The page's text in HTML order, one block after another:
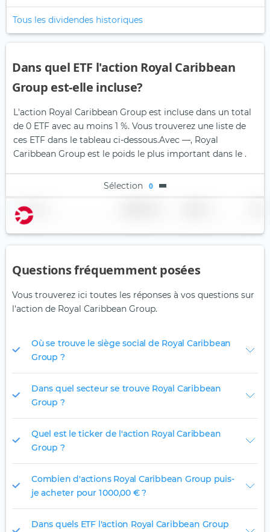
Tous les dividendes historiques
Dans quel ETF l'action Royal Caribbean
Group est-elle incluse?
L'action Royal Caribbean Group est incluse dans un total
de 0 ETF avec au moins 1 %. Vous trouverez une liste de
ces ETF dans le tableau ci-dessous.Avec —, Royal
Caribbean Group est le poids le plus important dans le .
Sélection 0
Nom
Questions fréquemment posées
Vous trouverez ici toutes les réponses à vos questions sur
l'action de Royal Caribbean Group.
Où se trouve le siège social de Royal Caribbean
Group ?
Dans quel secteur se trouve Royal Caribbean
Group ?
Quel est le ticker de l'action Royal Caribbean
Group ?
Combien d'actions Royal Caribbean Group puis-
je acheter pour 1 000,00 € ?
Dans quels ETF l'action Royal Caribbean Group